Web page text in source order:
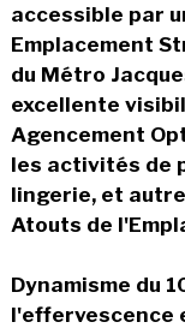
accessible par
Emplacement
du Métro
excellente
Agencement
les activités de
lingerie, et
Atouts de
Dynamisme du
l'effervescence